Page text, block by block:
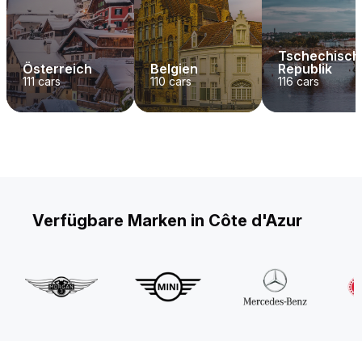
Österreich
111cars
Belgien
110 cars
Republik
116cars
Verfügbare Marken in Côte d'Azur